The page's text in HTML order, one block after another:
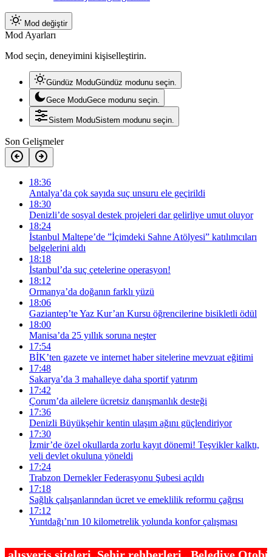
Mod değiştir
Mod Ayarları
Mod seçin, deneyimini kişiselleştirin.
Gündüz ModuGündüz modunu seçin.
Gece ModuGece modunu seçin.
Sistem ModuSistem modunu seçin.
Son Gelişmeler
18:36
Antalya’da çok sayıda suç unsuru ele geçirildi
18:30
Denizli’de sosyal destek projeleri dar gelirliye umut oluyor
18:24
İstanbul Maltepe’de ”İçimdeki Sahne Atölyesi” katılımcıları
belgelerini aldı
18:18
İstanbul’da suç çetelerine operasyon!
18:12
Ormanya’da doğanın farklı yüzü
18:06
Gaziantep’te Yaz Kur’an Kursu öğrencilerine bisikletli ödül
18:00
Manisa’da 25 yıllık soruna neşter
17:54
BİK’ten gazete ve internet haber sitelerine mevzuat eğitimi
17:48
Sakarya’da 3 mahalleye daha sportif yatırım
17:42
Çorum’da ailelere ücretsiz danışmanlık desteği
17:36
Denizli Büyükşehir kentin ulaşım ağını güçlendiriyor
17:30
İzmir’de özel okullarda zorlu kayıt dönemi! Teşvikler kalktı,
veli devlet okuluna yöneldi
17:24
Trabzon Dernekler Federasyonu Şubesi açıldı
17:18
Sağlık çalışanlarından ücret ve emeklilik reformu çağrısı
17:12
Yuntdağı’nın 10 kilometrelik yolunda konfor çalışması